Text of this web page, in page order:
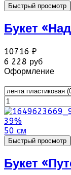
Быстрый просмотр
Букет
10716 ₽
6 228 руб
Оформление
39%
50 см
Быстрый просмотр
Букет